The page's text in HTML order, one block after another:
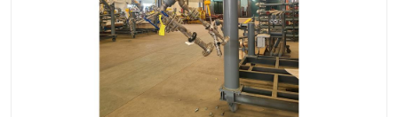
输油臂
紧急脱离干式接头 火车鹤管
顶部鹤管